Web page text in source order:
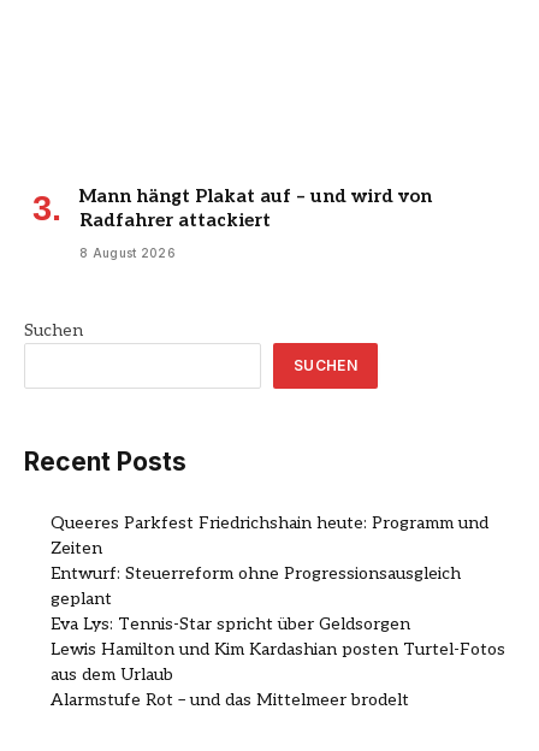
Mann hängt Plakat auf – und wird von
Radfahrer attackiert
8 August 2026
Suchen
SUCHEN
Recent Posts
Queeres Parkfest Friedrichshain heute: Programm und
Zeiten
Entwurf: Steuerreform ohne Progressionsausgleich
geplant
Eva Lys: Tennis-Star spricht über Geldsorgen
Lewis Hamilton und Kim Kardashian posten Turtel-Fotos
aus dem Urlaub
Alarmstufe Rot – und das Mittelmeer brodelt